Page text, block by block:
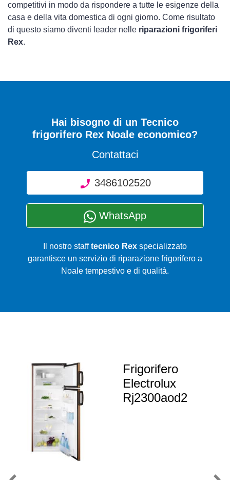
competitivi in modo da rispondere a tutte le esigenze della
casa e della vita domestica di ogni giorno. Come risultato
di questo siamo diventi leader nelle riparazioni frigoriferi
Rex.
Hai bisogno di un Tecnico
frigorifero Rex Noale economico?
Contattaci
3486102520
WhatsApp
Il nostro stafftecnico Rex specializzato
garantisce un servizio di riparazione frigorifero a
Noale tempestivo e di qualità.
Frigorifero
Electrolux
Rj2300aod2